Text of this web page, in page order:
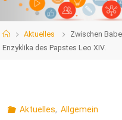
StartAktuelles
Zwischen
Enzyklika des Papstes Leo XIV.
Aktuelles, Allgemein